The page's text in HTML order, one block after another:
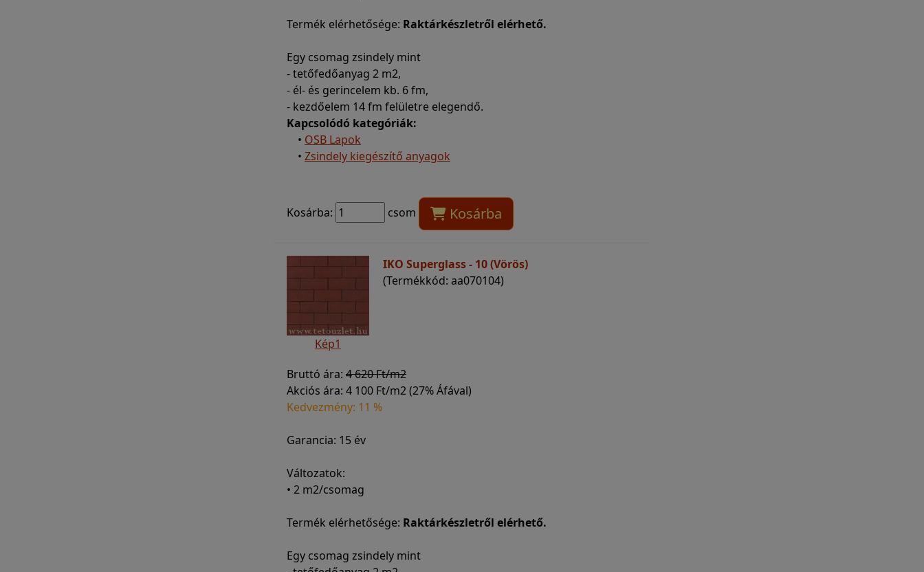
Termék elérhetősége: Raktárkészletről elérhető.
Egy csomag zsindely mint
- tetőfedőanyag 2 m2,
- él- és gerincelem kb. 6 fm,
- kezdőelem 14 fm felületre elegendő.
Kapcsolódó kategóriák:
• OSB Lapok
• Zsindely kiegészítő anyagok
Kosárba: csom Kosárba
Kép1
IKO Superglass - 10 (Vörös)
(Termékkód: aa070104)
Bruttó ára: 4 620 Ft/m2
Akciós ára: 4 100 Ft/m2 (27% Áfával)
Kedvezmény: 11 %
Garancia: 15 év
Változatok:
• 2 m2/csomag
Termék elérhetősége: Raktárkészletről elérhető.
Egy csomag zsindely mint